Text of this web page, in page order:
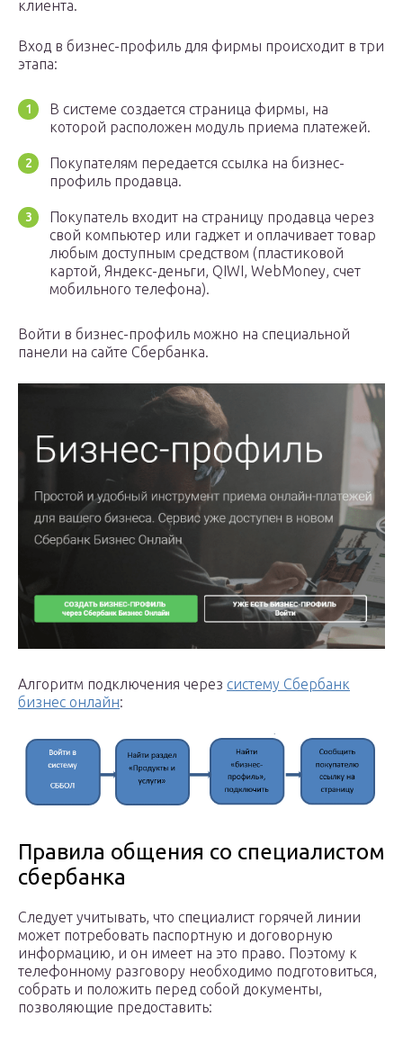
клиента.
Вход в бизнес-профиль для фирмы происходит в три
этапа:
В системе создается страница фирмы, на
которой расположен модуль приема платежей.
Покупателям передается ссылка на бизнес-
профиль продавца.
Покупатель входит на страницу продавца через
свой компьютер или гаджет и оплачивает товар
любым доступным средством (пластиковой
картой, Яндекс-деньги, QIWI, WebMoney, счет
мобильного телефона).
Войти в бизнес-профиль можно на специальной
панели на сайте Сбербанка.
Алгоритм подключения через систему Сбербанк
бизнес онлайн:
Правила общения со специалистом
сбербанка
Следует учитывать, что специалист горячей линии
может потребовать паспортную и договорную
информацию, и он имеет на это право. Поэтому к
телефонному разговору необходимо подготовиться,
собрать и положить перед собой документы,
позволяющие предоставить: